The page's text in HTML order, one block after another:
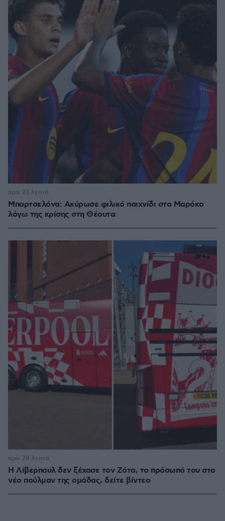
Μπαρτσελόνα: Ακύρωσε φιλικό παιχνίδι στο Μαρόκο
λόγω της κρίσης στη Θέουτα
πριν 23 λεπτά
Η Λίβερπουλ δεν ξέχασε τον Ζότα, το πρόσωπό του στο
νέο πούλμαν της ομάδας, δείτε βίντεο
πριν 28 λεπτά